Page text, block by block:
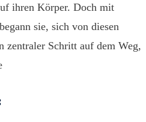
ihren Körper. Doch mit
sie, sich von diesen
zentraler Schritt auf dem Weg,